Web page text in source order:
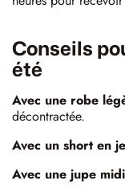
Conseils
été
Avec une robe
décontractée.​
Avec un short en
Avec une jupe midi